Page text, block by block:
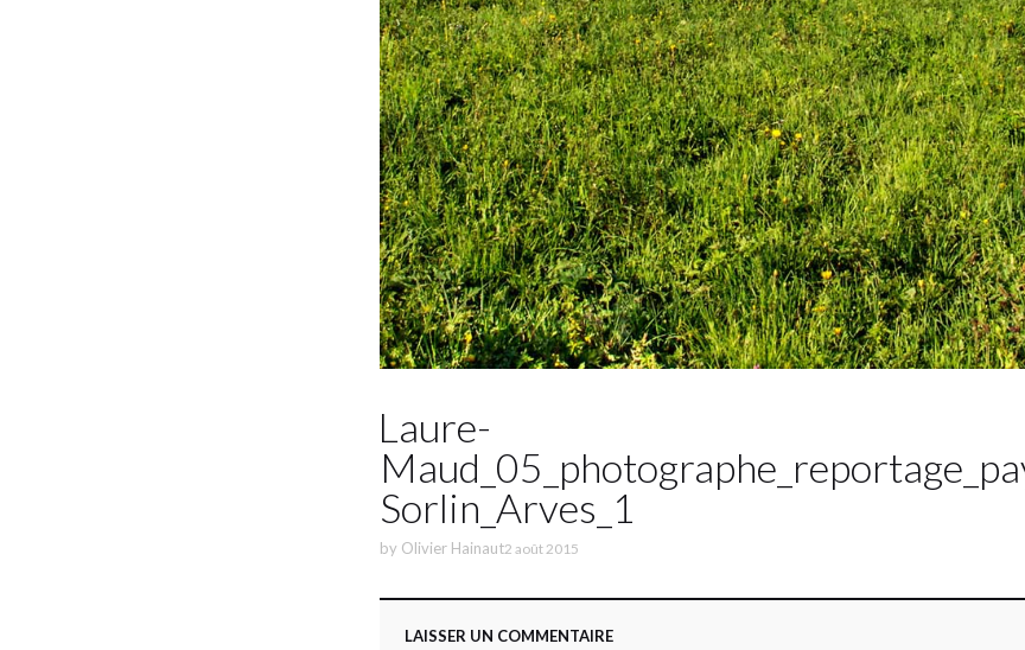
Laure-
Sorlin_Arves_1
by Olivier Hainaut2 août 2015
LAISSER UN COMMENTAIRE